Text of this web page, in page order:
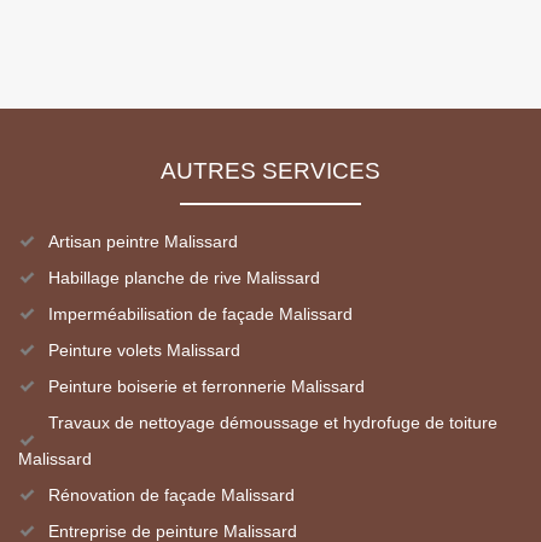
AUTRES SERVICES
Artisan peintre Malissard
Habillage planche de rive Malissard
Imperméabilisation de façade Malissard
Peinture volets Malissard
Peinture boiserie et ferronnerie Malissard
Travaux de nettoyage démoussage et hydrofuge de toiture
Malissard
Rénovation de façade Malissard
Entreprise de peinture Malissard